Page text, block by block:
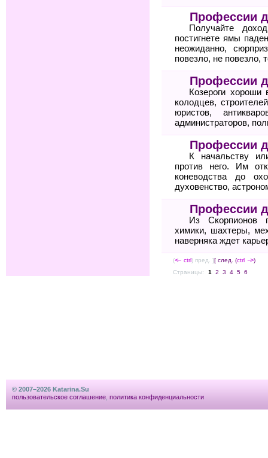
Профессии
Получайте
постигнете ямы
неожиданно,
повезло, не повезло,
Профессии
Козероги хороши
колодцев,
юристов,
администраторов,
Профессии
К начальству
против него. Им
коневодства до
духовенство,
Профессии
Из Скорпионов
химики, шахтеры,
наверняка ждет
(<-- ctrl) пред. ][ след. (ctrl --> )
Страницы:
1 2 3 4 5 6
© 2007–2026 Katarina.Su
пользовательское соглашение политика конфиденциальности